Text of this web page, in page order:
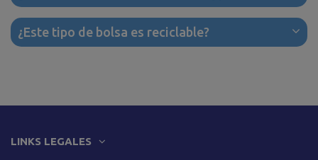
¿Este tipo de bolsa es reciclable?
LINKS LEGALES